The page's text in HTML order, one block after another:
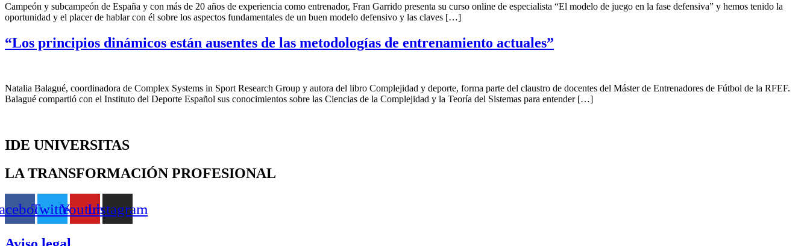
Campeón y subcampeón de España y con más de 20 años de experiencia como entrenador, Fran Garrido presenta su curso online de especialista “El modelo de juego en la fase defensiva” y hemos tenido la
oportunidad y el placer de hablar con él sobre los aspectos fundamentales de un buen modelo defensivo y las claves […]
“Los principios dinámicos están ausentes de las metodologías de entrenamiento actuales”
Natalia Balagué, coordinadora de Complex Systems in Sport Research Group y autora del libro Complejidad y deporte, forma parte del claustro de docentes del Máster de Entrenadores de Fútbol de la RFEF.
Balagué compartió con el Instituto del Deporte Español sus conocimientos sobre las Ciencias de la Complejidad y la Teoría del Sistemas para entender […]
IDE UNIVERSITAS
LA TRANSFORMACIÓN PROFESIONAL
TwitterYoutubeInstagram